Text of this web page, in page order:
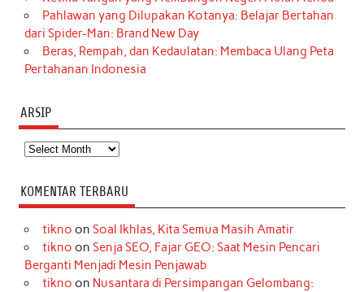
Pahlawan yang Dilupakan Kotanya: Belajar Bertahan
dari Spider-Man: Brand New Day
Beras, Rempah, dan Kedaulatan: Membaca Ulang Peta
Pertahanan Indonesia
ARSIP
Arsip
KOMENTAR TERBARU
tikno on Soal Ikhlas, Kita Semua Masih Amatir
tikno on Senja SEO, Fajar GEO: Saat Mesin Pencari
Berganti Menjadi Mesin Penjawab
tikno on Nusantara di Persimpangan Gelombang: